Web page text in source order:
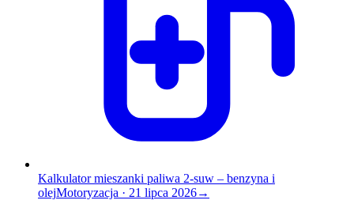
Kalkulator mieszanki paliwa 2-suw – benzyna i
olejMotoryzacja · 21 lipca 2026→